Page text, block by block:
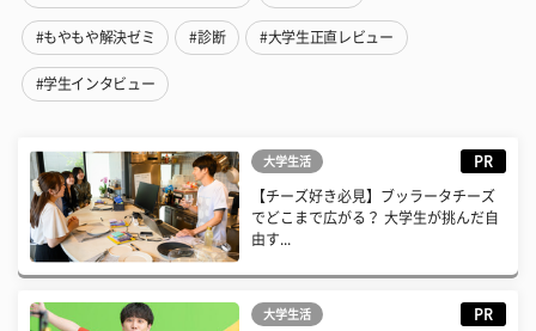
#もやもや解決ゼミ #診断 #大学生正直レビュー
#学生インタビュー
大学生活 PR
【チーズ好き必見】ブッラータチーズ
でどこまで広がる？ 大学生が挑んだ自
由す...
大学生活 PR